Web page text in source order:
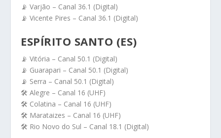
📡 Varjão – Canal 36.1 (Digital)
📡 Vicente Pires – Canal 36.1 (Digital)
ESPÍRITO SANTO (ES)
📡 Vitória – Canal 50.1 (Digital)
📡 Guarapari – Canal 50.1 (Digital)
📡 Serra – Canal 50.1 (Digital)
🛠️ Alegre – Canal 16 (UHF)
🛠️ Colatina – Canal 16 (UHF)
🛠️ Marataizes – Canal 16 (UHF)
🛠️ Rio Novo do Sul – Canal 18.1 (Digital)